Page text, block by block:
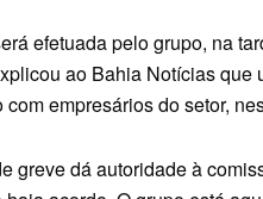
efetuada pelo grupo, na
ao Bahia Notícias
empresários do setor,
greve dá autoridade à